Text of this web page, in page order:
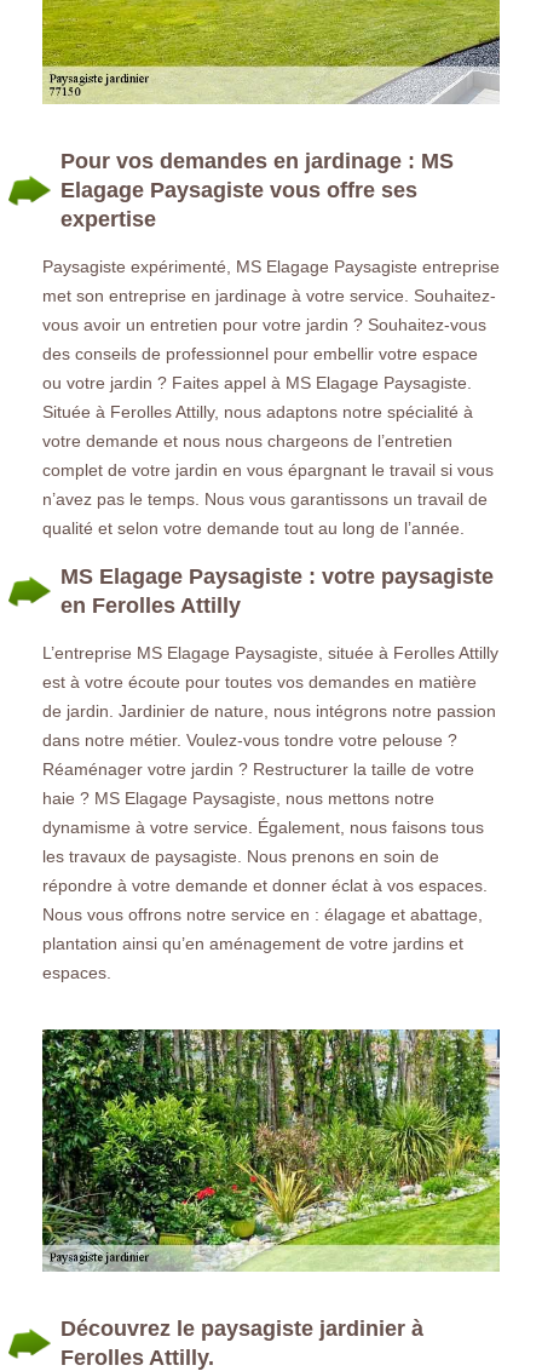
Pour vos demandes en jardinage : MS
Elagage Paysagiste vous offre ses
expertise
Paysagiste expérimenté, MS Elagage Paysagiste entreprise
met son entreprise en jardinage à votre service. Souhaitez-
vous avoir un entretien pour votre jardin ? Souhaitez-vous
des conseils de professionnel pour embellir votre espace
ou votre jardin ? Faites appel à MS Elagage Paysagiste.
Située à Ferolles Attilly, nous adaptons notre spécialité à
votre demande et nous nous chargeons de l’entretien
complet de votre jardin en vous épargnant le travail si vous
n’avez pas le temps. Nous vous garantissons un travail de
qualité et selon votre demande tout au long de l’année.
MS Elagage Paysagiste : votre paysagiste
en Ferolles Attilly
L’entreprise MS Elagage Paysagiste, située à Ferolles Attilly
est à votre écoute pour toutes vos demandes en matière
de jardin. Jardinier de nature, nous intégrons notre passion
dans notre métier. Voulez-vous tondre votre pelouse ?
Réaménager votre jardin ? Restructurer la taille de votre
haie ? MS Elagage Paysagiste, nous mettons notre
dynamisme à votre service. Également, nous faisons tous
les travaux de paysagiste. Nous prenons en soin de
répondre à votre demande et donner éclat à vos espaces.
Nous vous offrons notre service en : élagage et abattage,
plantation ainsi qu’en aménagement de votre jardins et
espaces.
Découvrez le paysagiste jardinier à
Ferolles Attilly.